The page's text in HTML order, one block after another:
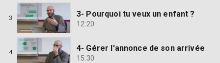
3 3- Pourquoi tu veux un enfant ?
12:20
4 4- Gérer l'annonce de son arrivée
15:30